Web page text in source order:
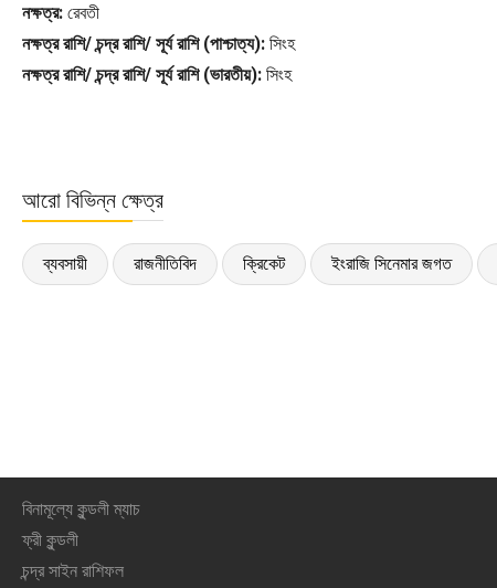
নক্ষত্র: রেবতী
নক্ষত্র রাশি/ চন্দ্র রাশি/ সূর্য রাশি (পাশ্চাত্য): সিংহ
নক্ষত্র রাশি/ চন্দ্র রাশি/ সূর্য রাশি (ভারতীয়): সিংহ
আরো বিভিন্ন ক্ষেত্র
ব্যবসায়ী রাজনীতিবিদ ক্রিকেট ইংরাজি সিনেমার জগত
বিনামূল্যে কুন্ডলী ম্যাচ
ফ্রী কুন্ডলী
চন্দ্র সাইন রাশিফল